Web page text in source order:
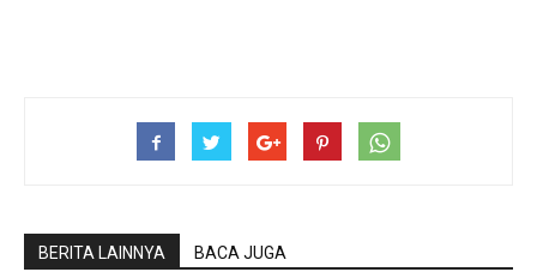
BERITA LAINNYA BACA JUGA